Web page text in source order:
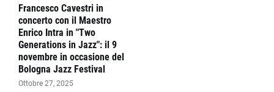
Francesco Cavestri in
concerto con il Maestro
Enrico Intra in "Two
Generations in Jazz": il 9
novembre in occasione del
Bologna Jazz Festival
Ottobre 27, 2025